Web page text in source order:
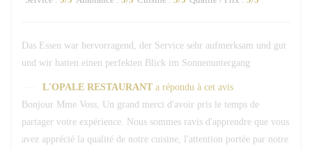
Das Essen war hervorragend, der Service sehr aufmerksam und gut
und wir hatten einen perfekten Blick im Sonnenuntergang
L'OPALE RESTAURANT a répondu à cet avis
Bonjour Mme Voss, Un grand merci d'avoir pris le temps de
partager votre expérience. Nous sommes ravis d'apprendre que vous
avez apprécié la qualité de notre cuisine, l'attention portée par notre